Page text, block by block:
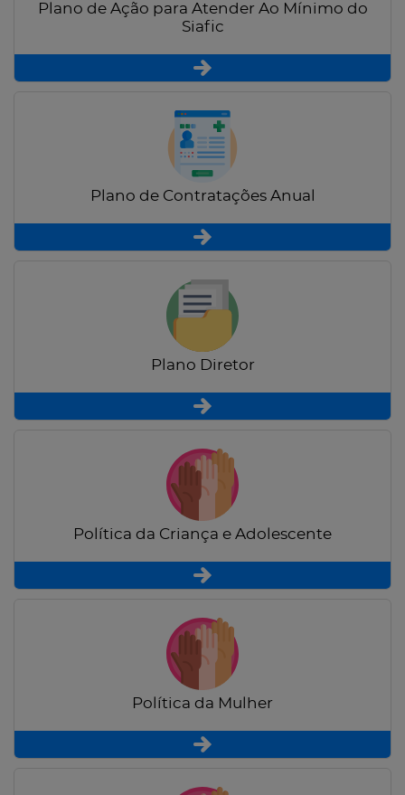
Plano de Ação para Atender Ao Mínimo do
Siafic
Plano de Contratações Anual
Plano Diretor
Política da Criança e Adolescente
Política da Mulher